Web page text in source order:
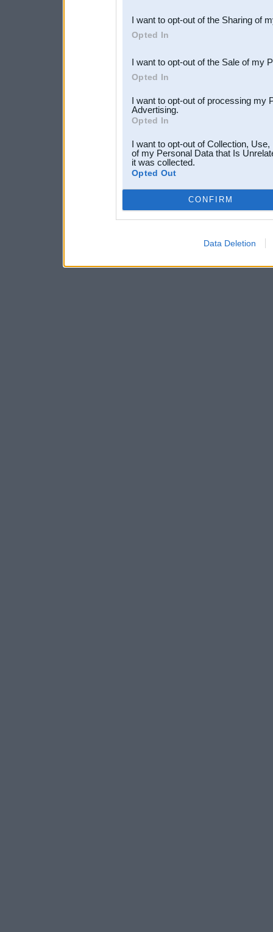
Downstream Participants
third parties.
I want to opt-out of the Sharing of
Opted In
I want to opt-out of the Sale of my
Opted In
I want to opt-out of processing my
Advertising.
Opted In
I want to opt-out of Collection,
of my Personal Data that Is
it was collected.
Opted Out
CONFIRM
Data Deletion